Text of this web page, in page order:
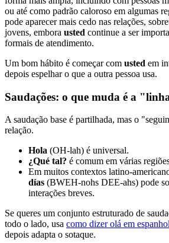
ou até como padrão caloroso em algumas
pode aparecer mais cedo nas relações,
jovens, embora usted continue a ser
formais de atendimento.
Um bom hábito é começar com usted em
depois espelhar o que a outra pessoa usa.
Saudações: o que muda é a
A saudação base é partilhada, mas o
relação.
Hola (OH-lah) é universal.
¿Qué tal? é comum em várias
Em muitos contextos latino-
días (BWEH-nohs DEE-ahs) pode
interações breves.
Se queres um conjunto estruturado de
todo o lado, usa como dizer olá em espanhol
depois adapta o sotaque.